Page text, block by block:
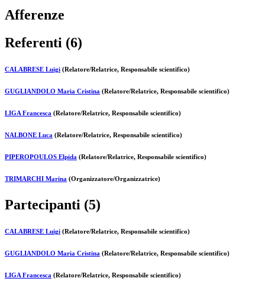
Afferenze
Referenti (6)
CALABRESE Luigi (Relatore/Relatrice, Responsabile scientifico)
GUGLIANDOLO Maria Cristina (Relatore/Relatrice, Responsabile scientifico)
LIGA Francesca (Relatore/Relatrice, Responsabile scientifico)
NALBONE Luca (Relatore/Relatrice, Responsabile scientifico)
PIPEROPOULOS Elpida (Relatore/Relatrice, Responsabile scientifico)
TRIMARCHI Marina (Organizzatore/Organizzatrice)
Partecipanti (5)
CALABRESE Luigi (Relatore/Relatrice, Responsabile scientifico)
GUGLIANDOLO Maria Cristina (Relatore/Relatrice, Responsabile scientifico)
LIGA Francesca (Relatore/Relatrice, Responsabile scientifico)